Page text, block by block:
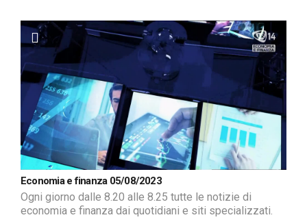
Economia e finanza 05/08/2023
Ogni giorno dalle 8.20 alle 8.25 tutte le notizie di
economia e finanza dai quotidiani e siti specializzati.